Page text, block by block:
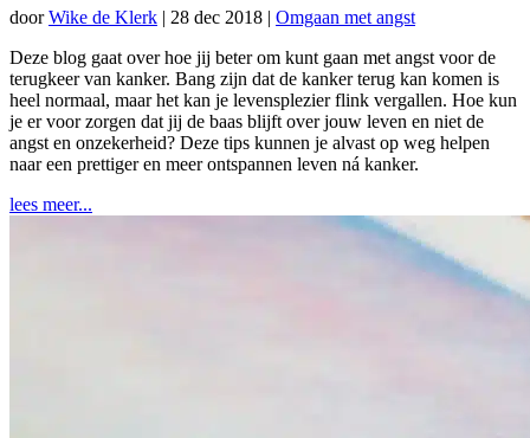
doorWike de Klerk | 28 dec 2018 | Omgaan met angst
Deze blog gaat over hoe jij beter om kunt gaan met angst voor de
terugkeer van kanker. Bang zijn dat de kanker terug kan komen is
heel normaal, maar het kan je levensplezier flink vergallen. Hoe kun
je er voor zorgen dat jij de baas blijft over jouw leven en niet de
angst en onzekerheid? Deze tips kunnen je alvast op weg helpen
naar een prettiger en meer ontspannen leven ná kanker.
lees meer...